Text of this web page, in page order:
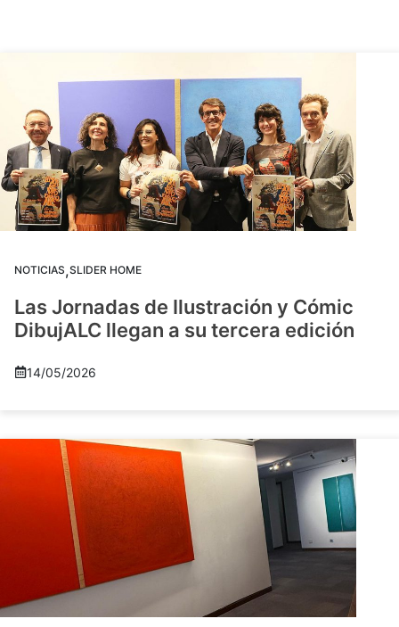
NOTICIAS,SLIDER HOME
Las Jornadas de Ilustración y Cómic
DibujALC llegan a su tercera edición
14/05/2026